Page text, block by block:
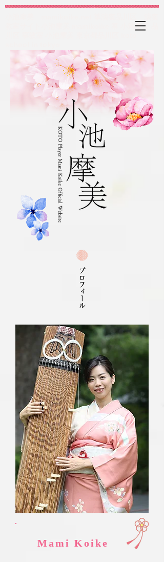
教室サイト小池摩美 mamikoike 箏 小池摩美 品
Mami Koike